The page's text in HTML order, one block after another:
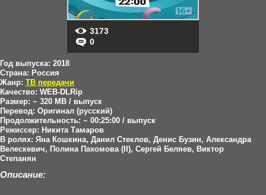
3173
0
Год выпуска: 2018
Страна: Россия
Жанр: ТВ передачи
Качество: WEB-DLRip
Размер: ~ 320 MB / выпуск
Перевод: Оригинал (русский)
Продолжительность: ~ 00:25:00 / выпуск
Режиссер: Никита Тамаров
В ролях: Яна Кошкина, Данил Стеклов, Денис Бузин, Александра
Велескевич, Полина Пахомова (II), Сергей Беляев, Виктор
Степанян
Описание: